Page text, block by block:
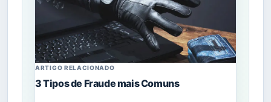
ARTIGO RELACIONADO
3 Tipos de Fraude mais Comuns